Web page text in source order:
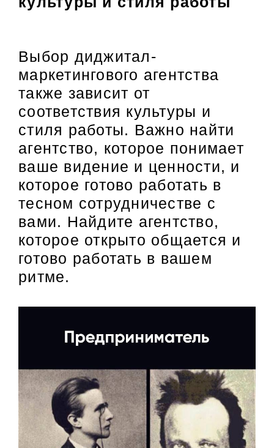
Выбор диджитал-
маркетингового агентства
также зависит от
соответствия культуры и
стиля работы. Важно найти
агентство, которое понимает
ваше видение и ценности, и
которое готово работать в
тесном сотрудничестве с
вами. Найдите агентство,
которое открыто общается и
готово работать в вашем
ритме.